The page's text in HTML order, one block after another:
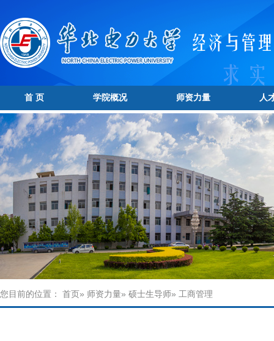
首 页 学院概况 师资力量 人
您目前的位置： 首页» 师资力量» 硕士生导师» 工商管理